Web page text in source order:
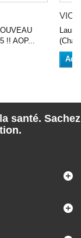
!! AOP...
santé. Sachez